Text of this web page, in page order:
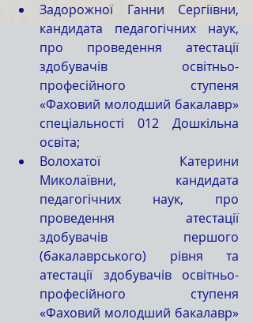
Задорожної Ганни Сергіївни,
кандидата педагогічних наук,
про проведення атестації
здобувачів освітньо-
професійного ступеня
«Фаховий молодший бакалавр»
спеціальності 012 Дошкільна
освіта;
Волохатої Катерини
Миколаївни, кандидата
педагогічних наук, про
проведення атестації
здобувачів першого
(бакалаврського) рівня та
атестації здобувачів освітньо-
професійного ступеня
«Фаховий молодший бакалавр»